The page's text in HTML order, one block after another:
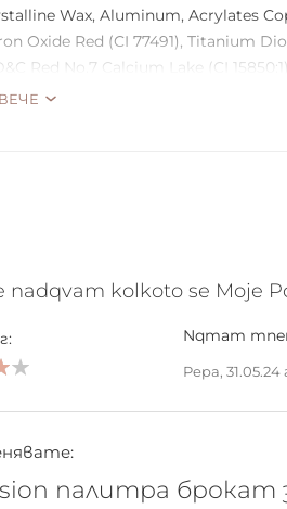
Wax, Aluminum, Acrylates
Oxide Red (CI 77491), Titanium
Red No.7 Calcium Lake (CI
Ferric Ferrocyanide (CI77510),
nadqvam kolkoto se Moje
Nqmam
Pepa, 31.05.24
палитра брокат